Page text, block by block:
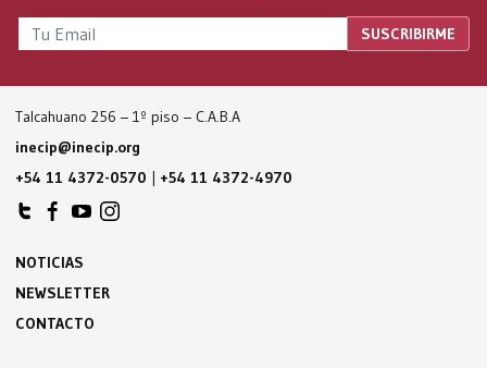
Talcahuano 256 – 1º piso – C.A.B.A
inecip@inecip.org
+54 11 4372-0570 | +54 11 4372-4970
NOTICIAS
NEWSLETTER
CONTACTO